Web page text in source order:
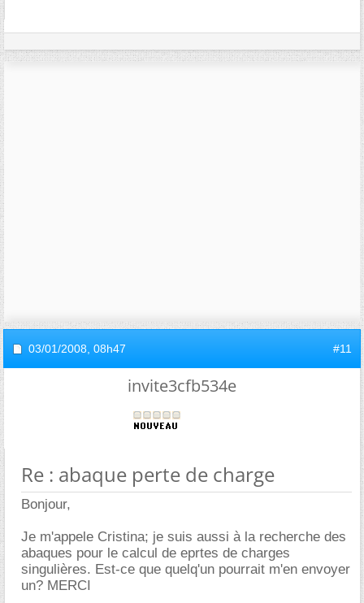
03/01/2008, 08h47 #11
invite3cfb534e
Re : abaque perte de charge
Bonjour,
Je m'appele Cristina; je suis aussi à la recherche des
abaques pour le calcul de eprtes de charges
singulières. Est-ce que quelq'un pourrait m'en envoyer
un? MERCI